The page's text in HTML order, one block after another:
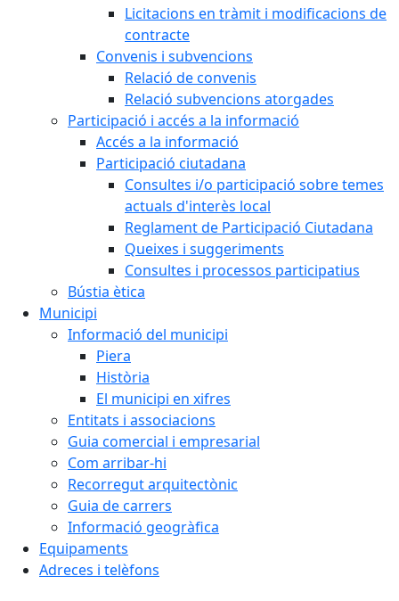
Licitacions en tràmit i modificacions de
contracte
Convenis i subvencions
Relació de convenis
Relació subvencions atorgades
Participació i accés a la informació
Accés a la informació
Participació ciutadana
Consultes i/o participació sobre temes
actuals d'interès local
Reglament de Participació Ciutadana
Queixes i suggeriments
Consultes i processos participatius
Bústia ètica
Municipi
Informació del municipi
Piera
Història
El municipi en xifres
Entitats i associacions
Guia comercial i empresarial
Com arribar-hi
Recorregut arquitectònic
Guia de carrers
Informació geogràfica
Equipaments
Adreces i telèfons